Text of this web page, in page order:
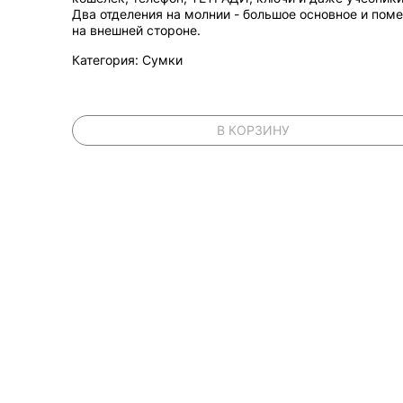
В КОРЗИНУ
Два отделения на молнии - большое основное и
на внешней стороне.
Категория: Сумки